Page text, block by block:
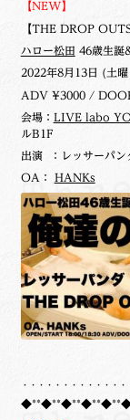
【NEW】
【THE DROP
ハロー松田 46歳生誕
2022年8月13日 (土
ADV ¥3000 /
会場： LIVE labo
ルB1F
出演 ：レッサーパン
OA： HANKs
・・・・・・・・・・・・・